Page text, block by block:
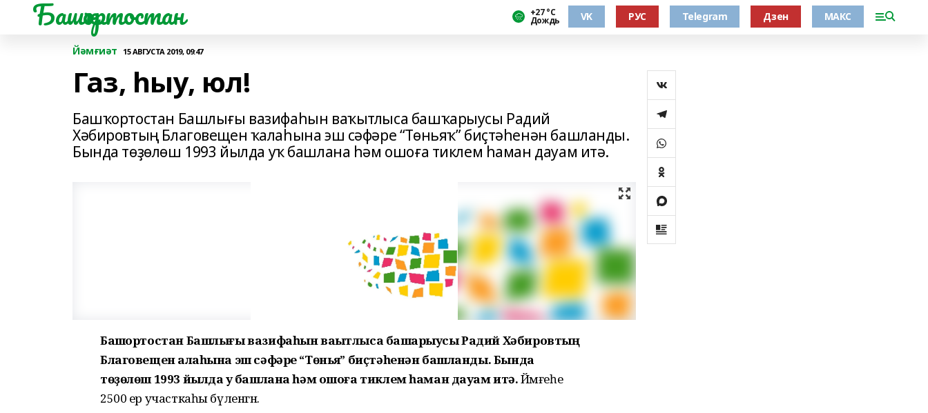
Башҡортостан +27 °С
Дождь VK РУС Telegram Дзен МАКС
Йәмғиәт 15 АВГУСТА 2019, 09:47
Газ, һыу, юл!
Башҡортостан Башлығы вазифаһын ваҡытлыса башҡарыусы Радий
Хәбировтың Благовещен ҡалаһына эш сәфәре “Төньяҡ” биҫтәһенән башланды.
Бында төҙөлөш 1993 йылда уҡ башлана һәм ошоға тиклем һаман дауам итә.
Башҡортостан Башлығы вазифаһын ваҡытлыса башҡарыусы Радий Хәбировтың
Благовещен ҡалаһына эш сәфәре “Төньяҡ” биҫтәһенән башланды. Бында
төҙөлөш 1993 йылда уҡ башлана һәм ошоға тиклем һаман дауам итә.Йәмғеһе
2500 ер участкаһы бүленгән.